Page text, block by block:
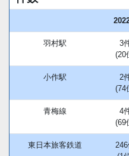
羽村駅
3
(20
小作駅
2
(74
青梅線
4
(69
東日本旅客鉄道